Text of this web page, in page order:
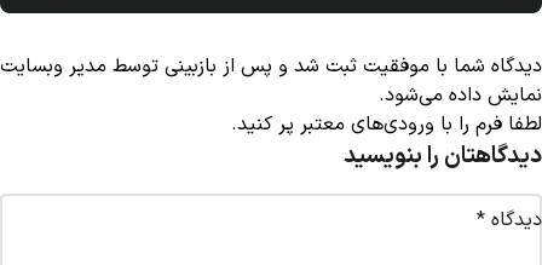
دیدگاه شما با موفقیت ثبت شد و پس از بازبینی توسط مدیر وبسایت
نمایش داده می‌شود.
لطفا فرم را با ورودی‌های معتبر پر کنید.
دیدگاهتان را بنویسید
دیدگاه *